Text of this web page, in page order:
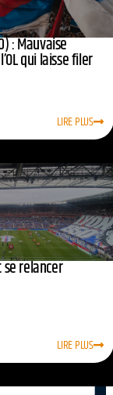
: Mauvaise
qui laisse filer
LIRE PLUS
se relancer
LIRE PLUS